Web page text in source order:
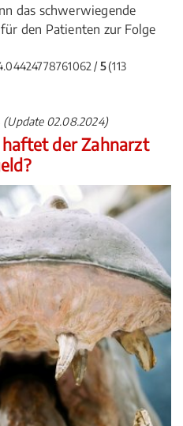
das schwerwiegende
den Patienten zur Folge
/ 5(113
(Update 02.08.2024)
der Zahnarzt